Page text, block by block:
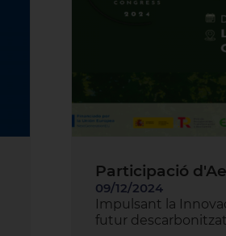
Participació
09/12/2024
Impulsant la
futur descarbonitzat